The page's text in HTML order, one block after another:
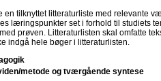
en tilknyttet litteraturliste med relevante
læringspunkter set i forhold til studiets
prøven. Litteraturlisten skal omfatte
indgå hele bøger i litteraturlisten.
metode og tværgående syntese